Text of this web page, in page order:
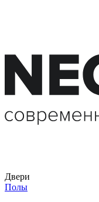
Двери
Полы